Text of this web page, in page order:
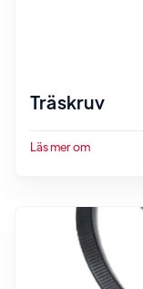
Träskruv
Läs mer om